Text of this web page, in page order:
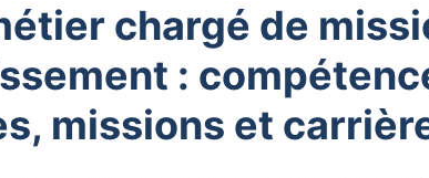
chargé de
:
missions et